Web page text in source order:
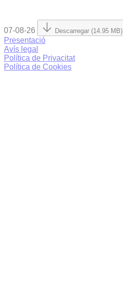
07-08-26 Descarregar (14.95 MB)
Presentació
Avís legal
Política de Privacitat
Política de Cookies